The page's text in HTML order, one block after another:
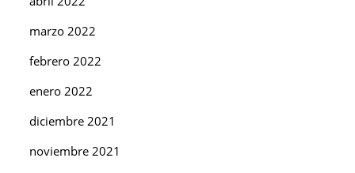
marzo 2022
febrero 2022
enero 2022
diciembre 2021
noviembre 2021